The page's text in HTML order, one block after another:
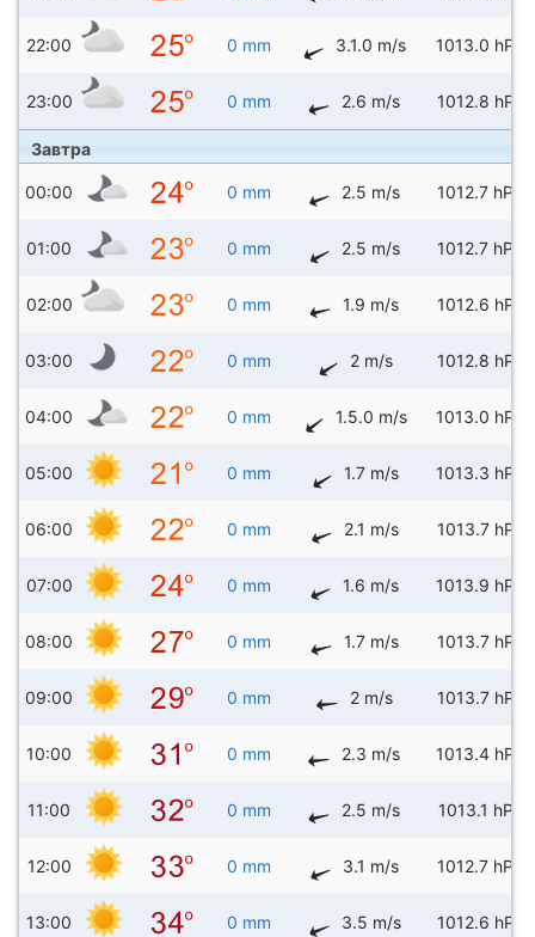
22:00 0 mm 3.1.0 m/s 1013.0 hPa
23:00 0 mm 2.6 m/s 1012.8 hPa
Завтра
00:00 0 mm 2.5 m/s 1012.7 hPa
01:00 0 mm 2.5 m/s 1012.7 hPa
02:00 0 mm 1.9 m/s 1012.6 hPa
03:00 0 mm 2 m/s 1012.8 hPa
04:00 0 mm 1.5.0 m/s 1013.0 hPa
05:00 0 mm 1.7 m/s 1013.3 hPa
06:00 0 mm 2.1 m/s 1013.7 hPa
07:00 0 mm 1.6 m/s 1013.9 hPa
08:00 0 mm 1.7 m/s 1013.7 hPa
09:00 0 mm 2 m/s 1013.7 hPa
10:00 0 mm 2.3 m/s 1013.4 hPa
11:00 0 mm 2.5 m/s 1013.1 hPa
12:00 0 mm 3.1 m/s 1012.7 hPa
13:00 0 mm 3.5 m/s 1012.6 hPa